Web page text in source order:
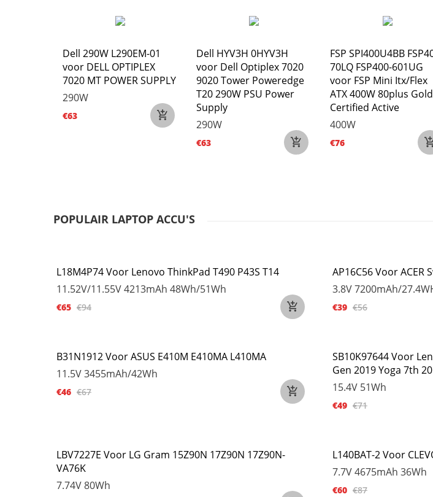
Dell 290W L290EM-01
voor DELL OPTIPLEX
7020 MT POWER SUPPLY
290W
€63
Dell HYV3H 0HYV3H
voor Dell Optiplex 7020
9020 Tower Poweredge
T20 290W PSU Power
Supply
290W
€63
FSP SPI400U4BB
70LQ FSP400-601UG
voor FSP Mini Itx/Flex
ATX 400W 80plus Gold
Certified Active
400W
€76
POPULAIR LAPTOP ACCU'S
L18M4P74 Voor Lenovo ThinkPad T490 P43S T14
11.52V/11.55V4213mAh 48Wh/51Wh
€65 €94
AP16C56 Voor ACER
3.8V7200mAh/
€39 €56
B31N1912 Voor ASUS E410M E410MA L410MA
11.5V3455mAh/42Wh
€46 €67
SB10K97644 Voor
Gen 2019 Yoga 7th
15.4V 51Wh
€49 €71
LBV7227E Voor LG Gram 15Z90N 17Z90N 17Z90N-
VA76K
7.74V80Wh
L140BAT-2 Voor
7.7V4675mAh 36Wh
€60 €87